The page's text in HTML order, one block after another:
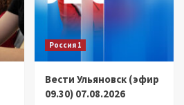
Россия 1
Вести Ульяновск (эфир
09.30) 07.08.2026